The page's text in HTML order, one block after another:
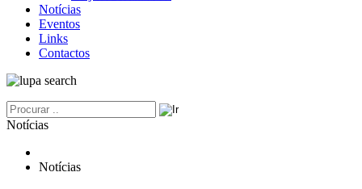
Notícias
Eventos
Links
Contactos
Notícias
Notícias